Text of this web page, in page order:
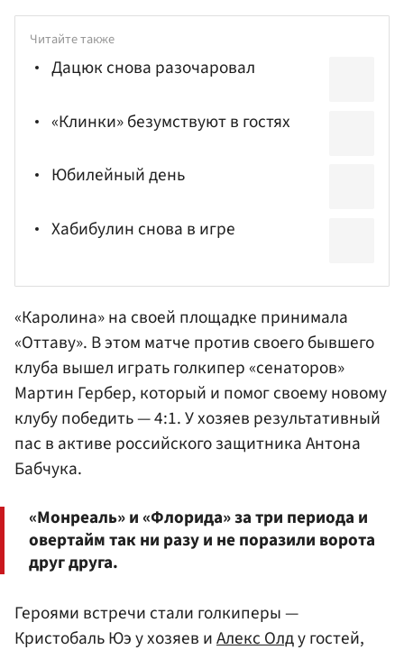
Читайте также
Дацюк снова разочаровал
«Клинки» безумствуют в гостях
Юбилейный день
Хабибулин снова в игре
«Каролина» на своей площадке принимала
«Оттаву». В этом матче против своего бывшего
клуба вышел играть голкипер «сенаторов»
Мартин Гербер, который и помог своему новому
клубу победить — 4:1. У хозяев результативный
пас в активе российского защитникаАнтона
Бабчука.
«Монреаль» и «Флорида» за три периода и
овертайм так ни разу и не поразили ворота
друг друга.
Героями встречи стали голкиперы —
Кристобаль Юэ у хозяев иАлекс Олду гостей,